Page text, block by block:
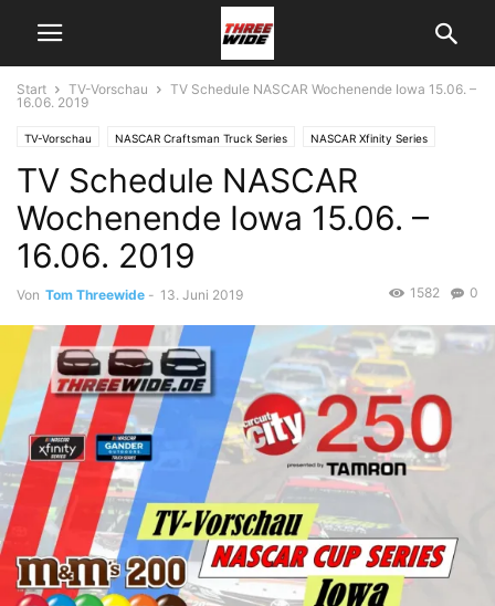
Start TV-Vorschau
TV Schedule NASCAR Wochenende Iowa 15.06. –
16.06. 2019
TV-Vorschau NASCAR Craftsman Truck Series NASCAR Xfinity Series
TV Schedule NASCAR
Wochenende Iowa 15.06. –
16.06. 2019
Von Tom Threewide - 13. Juni 2019 0
1582